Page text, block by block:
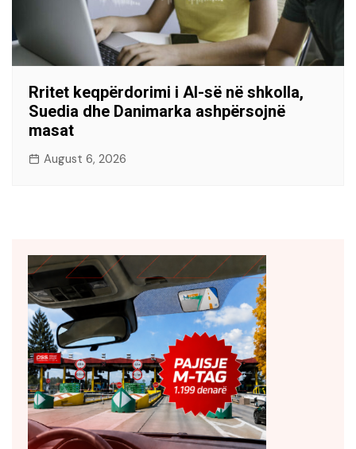
Rritet keqpërdorimi i AI-së në shkolla,
Suedia dhe Danimarka ashpërsojnë
masat
August 6, 2026